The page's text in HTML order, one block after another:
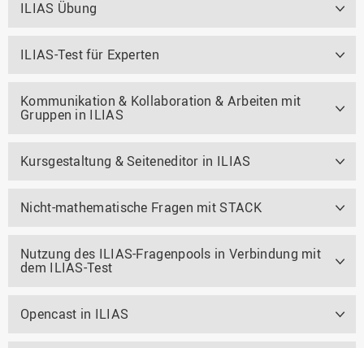
ILIAS Übung
ILIAS-Test für Experten
Kommunikation & Kollaboration & Arbeiten mit
Gruppen in ILIAS
Kursgestaltung & Seiteneditor in ILIAS
Nicht-mathematische Fragen mit STACK
Nutzung des ILIAS-Fragenpools in Verbindung mit
dem ILIAS-Test
Opencast in ILIAS